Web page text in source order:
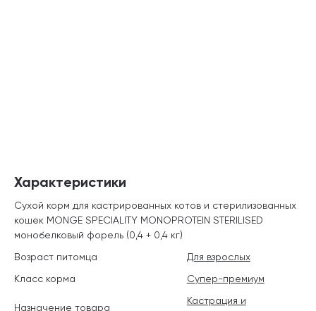
Характеристики
Сухой корм для кастрированных котов и стерилизованных
кошек MONGE SPECIALITY MONOPROTEIN STERILISED
монобелковый форель (0,4 + 0,4 кг)
Возраст питомца
Для взрослых
Класс корма
Супер-премиум
Назначение товара
Кастрация и